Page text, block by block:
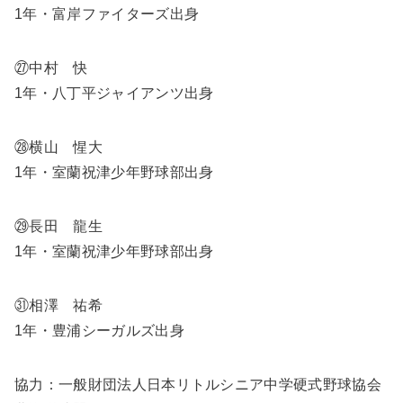
1年・富岸ファイターズ出身
㉗中村 快
1年・八丁平ジャイアンツ出身
㉘横山 惺大
1年・室蘭祝津少年野球部出身
㉙長田 龍生
1年・室蘭祝津少年野球部出身
㉛相澤 祐希
1年・豊浦シーガルズ出身
協力：一般財団法人日本リトルシニア中学硬式野球協会